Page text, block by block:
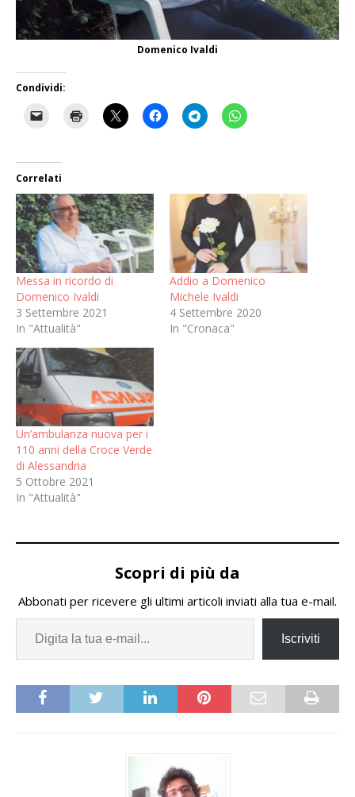
Domenico Ivaldi
Condividi:
Correlati
Messa in ricordo di
Domenico Ivaldi
3 Settembre 2021
In "Attualità"
Addio a Domenico
Michele Ivaldi
4 Settembre 2020
In "Cronaca"
Un’ambulanza nuova per i
110 anni della Croce Verde
di Alessandria
5 Ottobre 2021
In "Attualità"
Scopri di più da
Abbonati per ricevere gli ultimi articoli inviati alla tua e-mail.
Iscriviti